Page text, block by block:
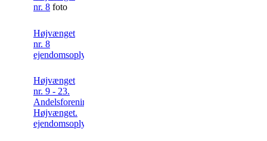
nr. 8 foto
Højvænget
nr. 8
ejendomsoplysning
Højvænget
nr. 9 - 23.
Andelsforeningen
Højvænget.
ejendomsoplysning